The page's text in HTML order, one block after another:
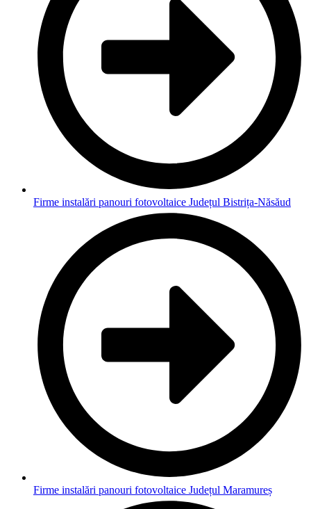
Firme instalări panouri fotovoltaice Județul Bistrița-Năsăud
Firme instalări panouri fotovoltaice Județul Maramureș